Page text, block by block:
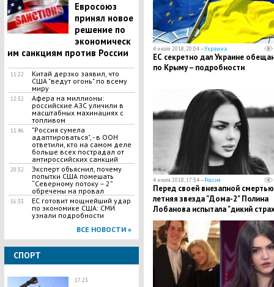
Евросоюз
принял новое
решение по
экономическ
им санкциям против России
11:22
Китай дерзко заявил, что
США "ведут огонь" по всему
миру
12:32
Афера на миллионы:
российские АЗС уличили в
масштабных махинациях с
топливом
11:46
"Россия сумела
адаптироваться", - в ООН
ответили, кто на самом деле
больше всех пострадал от
антироссийских санкций
20:32
Эксперт объяснил, почему
попытки США помешать
“Северному потоку – 2”
обречены на провал
16:33
ЕС готовит мощнейший удар
по экономике США: СМИ
узнали подробности
ВСЕ НОВОСТИ »
СПОРТ
17:23
4 июля 2018, 20:04 —Украина
ЕС секретно дал Украине
по Крыму – подробности
4 июля 2018, 17:34 —Россия
Перед своей внезапной
летняя звезда "Дома-2" Полина
Лобанова испытала "дикий